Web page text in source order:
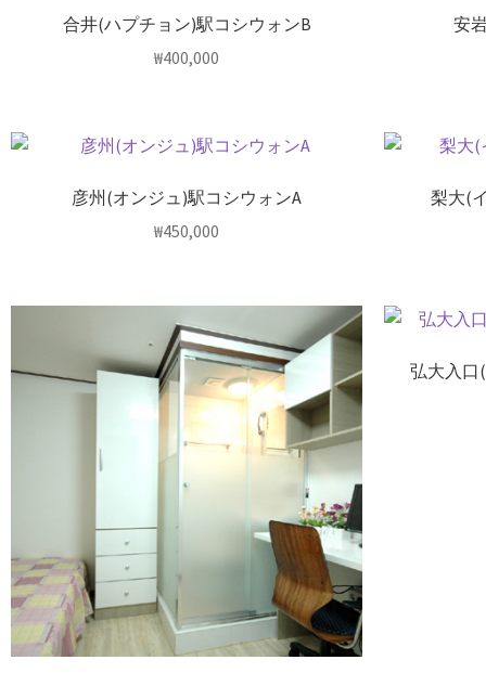
合井(ハプチョン)駅コシウォンB
₩400,000
安
彦州(オンジュ)駅コシウォンA
₩450,000
梨大(
弘大入口